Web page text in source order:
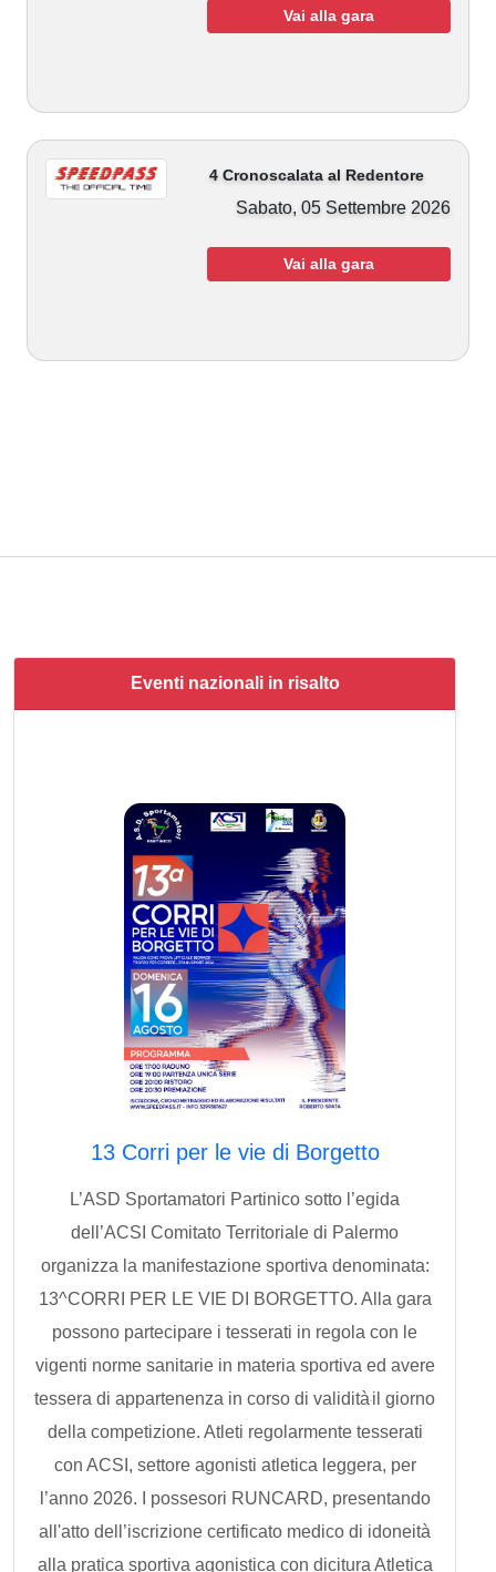
Vai alla gara
4 Cronoscalata al Redentore
Sabato, 05 Settembre 2026
Vai alla gara
Eventi nazionali in risalto
13 Corri per le vie di Borgetto
L’ASD Sportamatori Partinico sotto l’egida
dell’ACSI Comitato Territoriale di Palermo
organizza la manifestazione sportiva denominata:
13^CORRI PER LE VIE DI BORGETTO. Alla gara
possono partecipare i tesserati in regola con le
vigenti norme sanitarie in materia sportiva ed avere
tessera di appartenenza in corso di validità il giorno
della competizione. Atleti regolarmente tesserati
con ACSI, settore agonisti atletica leggera, per
l’anno 2026. I possesori RUNCARD, presentando
all'atto dell’iscrizione certificato medico di idoneità
alla pratica sportiva agonistica con dicitura Atletica